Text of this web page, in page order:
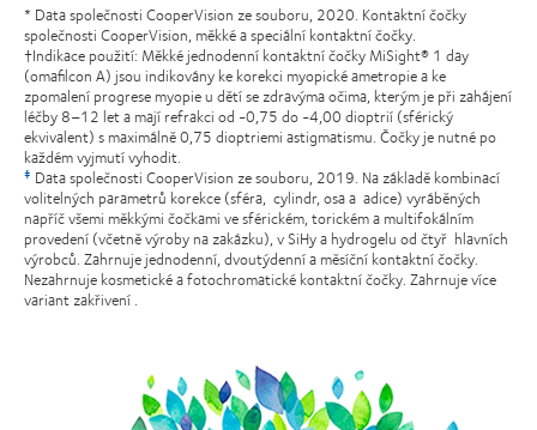
* Data společnosti CooperVision ze souboru, 2020. Kontaktní čočky
společnosti CooperVision, měkké a speciální kontaktní čočky.
†Indikace použití: Měkké jednodenní kontaktní čočky MiSight® 1 day
(omafilcon A) jsou indikovány ke korekci myopické ametropie a ke
zpomalení progrese myopie u dětí se zdravýma očima, kterým je při zahájení
léčby 8–12 let a mají refrakci od -0,75 do -4,00 dioptrií (sférický
ekvivalent) s maximálně 0,75 dioptriemi astigmatismu. Čočky je nutné po
každém vyjmutí vyhodit.
‡ Data společnosti CooperVision ze souboru, 2019. Na základě kombinací
volitelných parametrů korekce (sféra, cylindr, osa a adice) vyráběných
napříč všemi měkkými čočkami ve sférickém, torickém a multifokálním
provedení (včetně výroby na zakázku), v SiHy a hydrogelu od čtyř hlavních
výrobců. Zahrnuje jednodenní, dvoutýdenní a měsíční kontaktní čočky.
Nezahrnuje kosmetické a fotochromatické kontaktní čočky. Zahrnuje více
variant zakřivení .